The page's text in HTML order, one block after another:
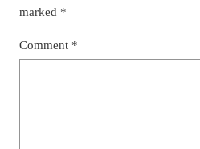
marked *
Comment *